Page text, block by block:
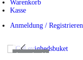
Warenkorb
Kasse
Anmeldung / Registrieren
Ausverkauft!